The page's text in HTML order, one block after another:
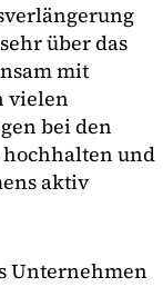
über das
mit
vielen
bei den
und
aktiv
Unternehmen